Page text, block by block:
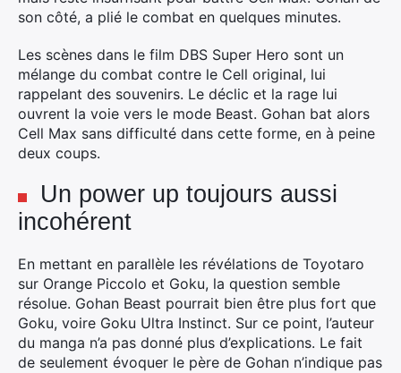
son côté, a plié le combat en quelques minutes.
Les scènes dans le film DBS Super Hero sont un
mélange du combat contre le Cell original, lui
rappelant des souvenirs. Le déclic et la rage lui
ouvrent la voie vers le mode Beast. Gohan bat alors
Cell Max sans difficulté dans cette forme, en à peine
deux coups.
Un power up toujours aussi
incohérent
En mettant en parallèle les révélations de Toyotaro
sur Orange Piccolo et Goku, la question semble
résolue. Gohan Beast pourrait bien être plus fort que
Goku, voire Goku Ultra Instinct. Sur ce point, l’auteur
du manga n’a pas donné plus d’explications. Le fait
de seulement évoquer le père de Gohan n’indique pas
Rechercher
: